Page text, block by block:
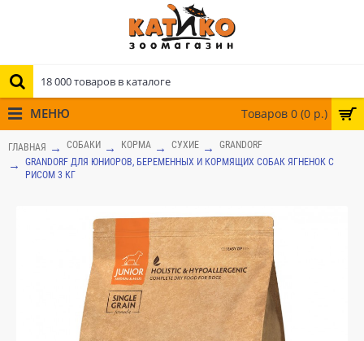
Товаров 0 (0 р.)
МЕНЮ
ГЛАВНАЯ СОБАКИ КОРМА СУХИЕ
GRANDORF
GRANDORF ДЛЯ ЮНИОРОВ, БЕРЕМЕННЫХ И КОРМЯЩИХ СОБАК ЯГНЕНОК С
РИСОМ 3 КГ